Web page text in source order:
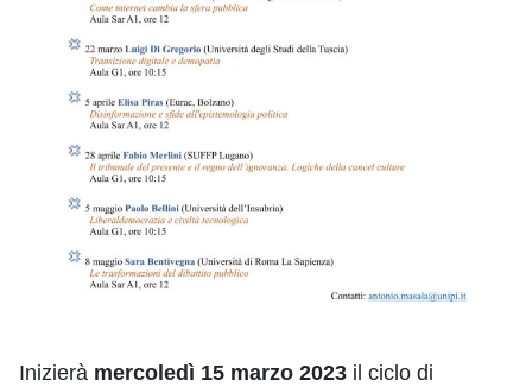
Inizierà mercoledì 15 marzo 2023 il ciclo di